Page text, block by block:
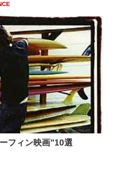
フィン映画”10選